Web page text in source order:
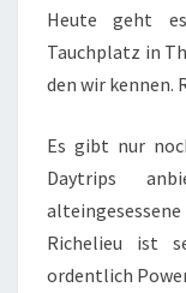
Heute geht
Tauchplatz in
den wir kennen.
Es gibt nur
Daytrips
Richelieu ist
ordentlich